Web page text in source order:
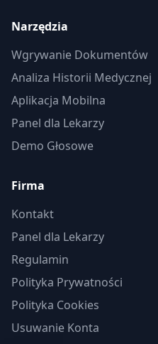
Narzędzia
Wgrywanie Dokumentów
Analiza Historii Medycznej
Aplikacja Mobilna
Panel dla Lekarzy
Demo Głosowe
Firma
Kontakt
Panel dla Lekarzy
Regulamin
Polityka Prywatności
Polityka Cookies
Usuwanie Konta